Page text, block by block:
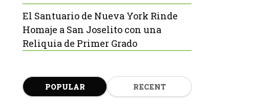
El Santuario de Nueva York Rinde
Homaje a San Joselito con una
Reliquia de Primer Grado
POPULAR RECENT